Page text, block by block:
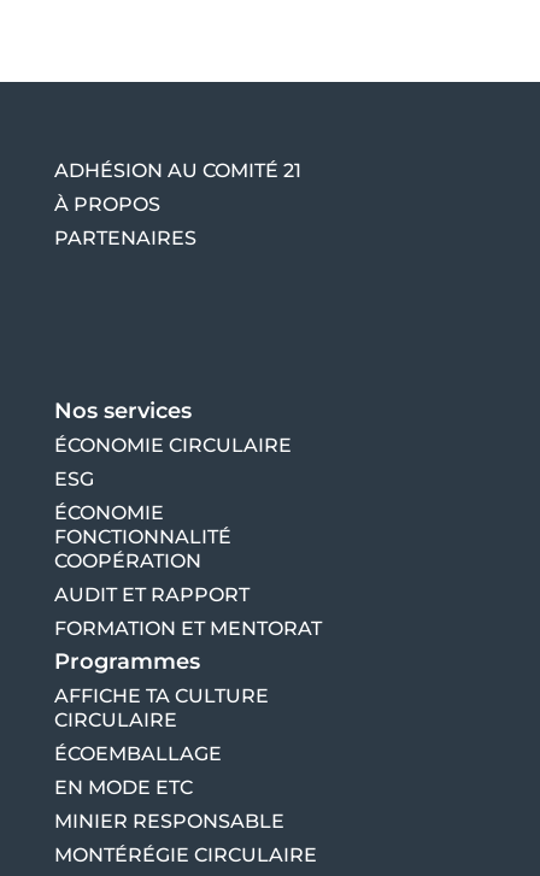
ADHÉSION AU COMITÉ 21
À PROPOS
PARTENAIRES
Nos services
ÉCONOMIE CIRCULAIRE
ESG
ÉCONOMIE
FONCTIONNALITÉ
COOPÉRATION
AUDIT ET RAPPORT
FORMATION ET MENTORAT
Programmes
AFFICHE TA CULTURE
CIRCULAIRE
ÉCOEMBALLAGE
EN MODE ETC
MINIER RESPONSABLE
MONTÉRÉGIE CIRCULAIRE